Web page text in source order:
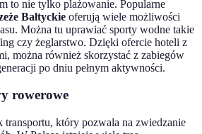
to nie tylko plażowanie. Popularne
Bałtyckie oferują wiele możliwości
Można tu uprawiać sporty wodne takie
czy żeglarstwo. Dzięki ofercie hoteli z
można również skorzystać z zabiegów
po dniu pełnym aktywności.
rowerowe
transportu, który pozwala na zwiedzanie